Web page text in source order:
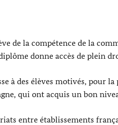
de la compétence de la
donne accès de plein
à des élèves motivés, pour
qui ont acquis un bon
entre établissements